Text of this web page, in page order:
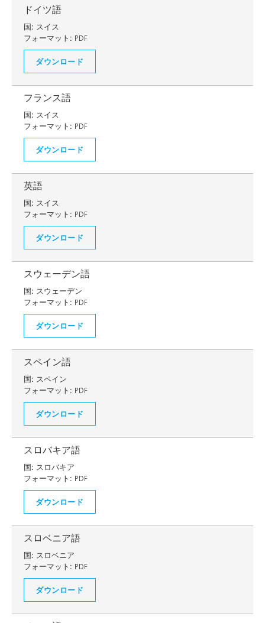
ドイツ語
国: スイス
フォーマット: PDF
ダウンロード
フランス語
国: スイス
フォーマット: PDF
ダウンロード
英語
国: スイス
フォーマット: PDF
ダウンロード
スウェーデン語
国: スウェーデン
フォーマット: PDF
ダウンロード
スペイン語
国: スペイン
フォーマット: PDF
ダウンロード
スロバキア語
国: スロバキア
フォーマット: PDF
ダウンロード
スロベニア語
国: スロベニア
フォーマット: PDF
ダウンロード